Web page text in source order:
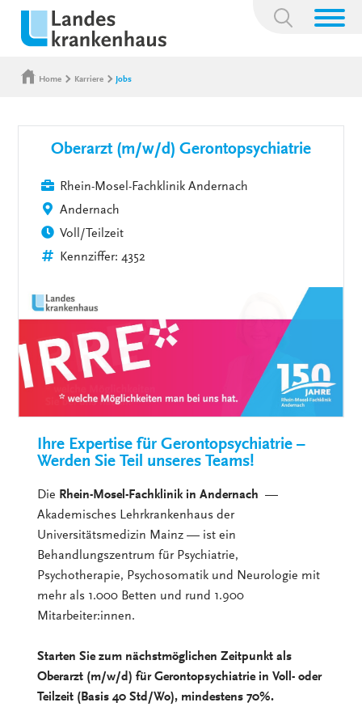
Suchbegriff:
Home Karriere Jobs
Oberarzt (m/w/d) Gerontopsychiatrie
Rhein-Mosel-Fachklinik Andernach
Andernach
Voll/Teilzeit
Kennziffer: 4352
Ihre Expertise für Gerontopsychiatrie –
Werden Sie Teil unseres Teams!
Die Rhein-Mosel-Fachklinik in Andernach —
Akademisches Lehrkrankenhaus der
Universitätsmedizin Mainz — ist ein
Behandlungszentrum für Psychiatrie,
Psychotherapie, Psychosomatik und Neurologie mit
mehr als 1.000 Betten und rund 1.900
Mitarbeiter:innen.
Starten Sie zum nächstmöglichen Zeitpunkt als
Oberarzt (m/w/d) für Gerontopsychiatrie in Voll- oder
Teilzeit (Basis 40 Std/Wo), mindestens 70%.